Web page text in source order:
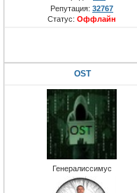
Репутация: 32767
Статус: Оффлайн
OST
Генералиссимус